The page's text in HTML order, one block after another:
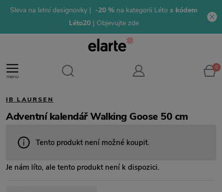
Sleva na letní designovky | -20 % na kategorii Léto s kódem
Léto20 | Objevujte zde
menu
0
IB LAURSEN
Adventní kalendář Walking Goose 50 cm
Tento produkt není možné koupit.
Je nám líto, ale tento produkt není k dispozici.